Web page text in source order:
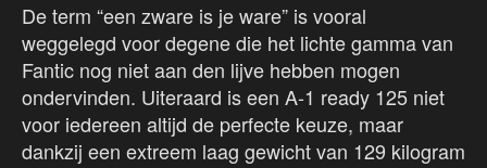
De term “een zware is je ware” is vooral
weggelegd voor degene die het lichte gamma van
Fantic nog niet aan den lijve hebben mogen
ondervinden. Uiteraard is een A-1 ready 125 niet
voor iedereen altijd de perfecte keuze, maar
dankzij een extreem laag gewicht van 129 kilogram